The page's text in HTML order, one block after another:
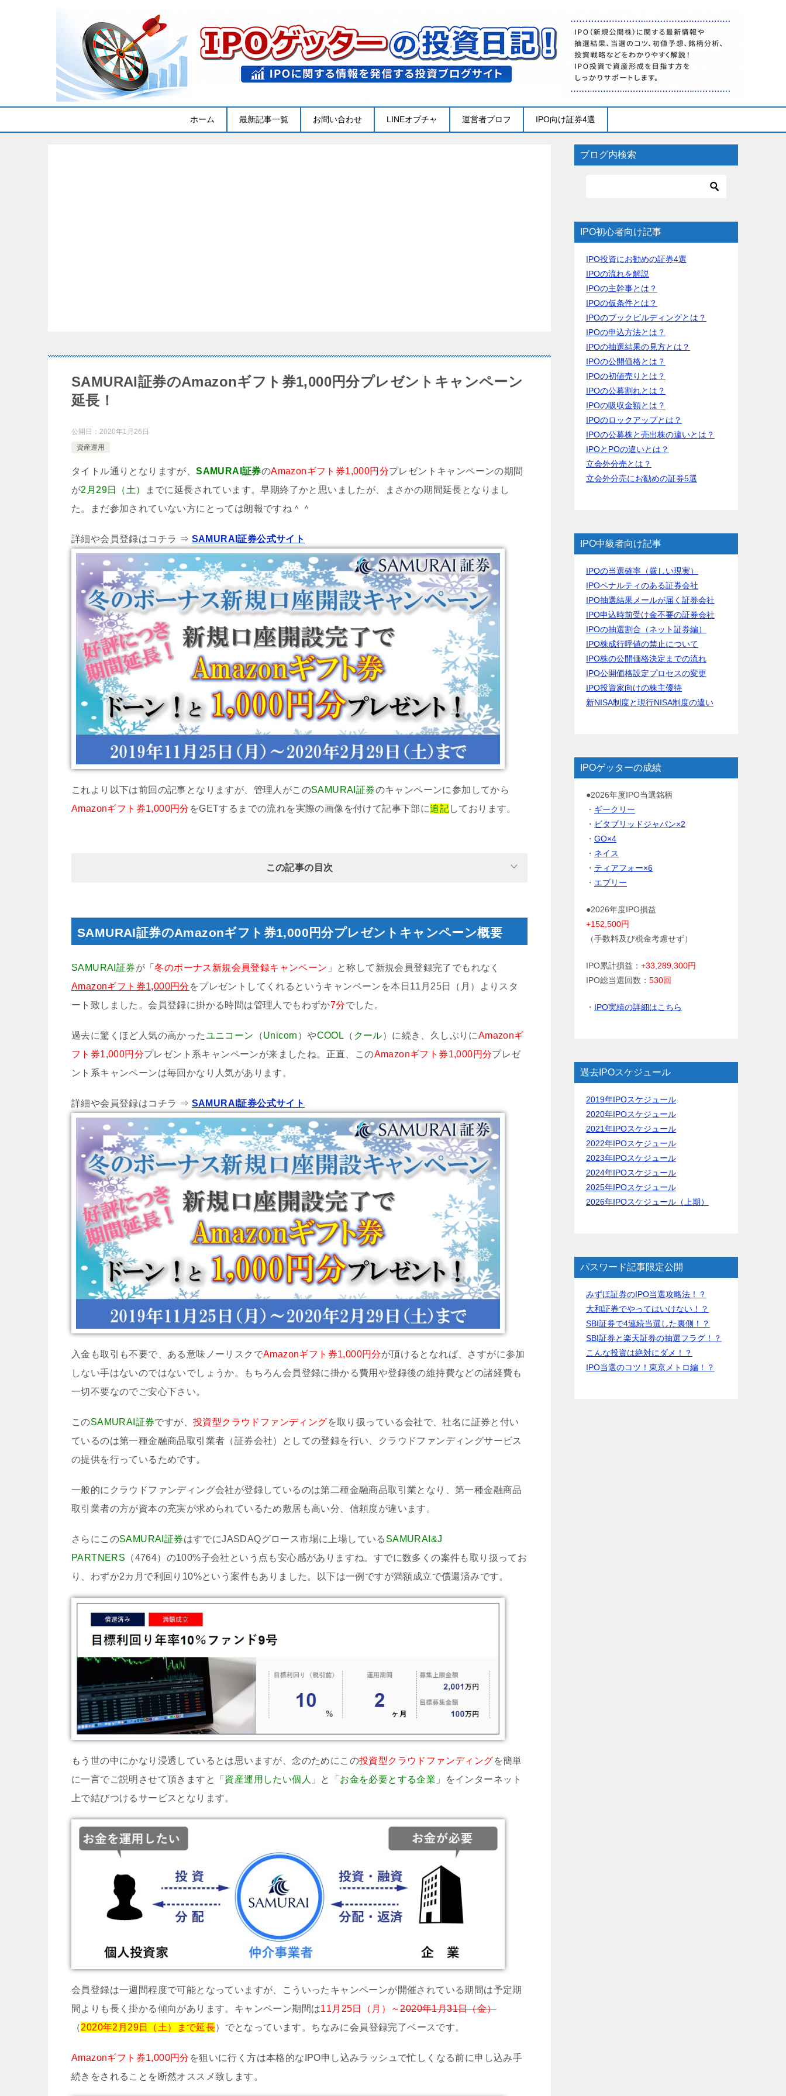
ホーム 最新記事一覧 お問い合わせ LINEオプチャ 運営者プロフ IPO向け証券4選
SAMURAI証券のAmazonギフト券1,000円分プレゼントキャンペーン
延長！
公開日： 2020年1月26日
資産運用
タイトル通りとなりますが、SAMURAI証券のAmazonギフト券1,000円分プレゼントキャンペーンの期間
が2月29日（土）
までに延長されています。早期終了かと思いましたが、まさかの期間延長となりまし
た。まだ参加されていない方にとっては朗報ですね＾＾
詳細や会員登録はコチラ ⇒ SAMURAI証券公式サイト
これより以下は前回の記事となりますが、管理人がこのSAMURAI証券のキャンペーンに参加してから
Amazonギフト券1,000円分 をGETするまでの流れを実際の画像を付けて記事下部に追記しております。
この記事の目次
SAMURAI証券のAmazonギフト券1,000円分プレゼントキャンペーン概要
SAMURAI証券が「冬のボーナス新規会員登録キャンペーン 」と称して新規会員登録完了でもれなく
Amazonギフト券1,000円分 をプレゼントしてくれるというキャンペーンを本日11月25日（月）よりスタ
ート致しました。会員登録に掛かる時間は管理人でもわずか7分でした。
過去に驚くほど人気の高かったユニコーン （Unicorn ）やCOOL （ クール）に続き、久しぶりにAmazonギ
フト券1,000円分プレゼント系キャンペーンが来ましたね。正直、このAmazonギフト券1,000円分プレゼ
ント系キャンペーンは毎回かなり人気があります。
詳細や会員登録はコチラ ⇒ SAMURAI証券公式サイト
入金も取引も不要で、ある意味ノーリスクでAmazonギフト券1,000円分が頂けるとなれば、さすがに参加
しない手はないのではないでしょうか。もちろん会員登録に掛かる費用や登録後の維持費などの諸経費も
一切不要なのでご安心下さい。
このSAMURAI証券ですが、投資型クラウドファンディングを取り扱っている会社で、社名に証券と付い
ているのは第一種金融商品取引業者（証券会社）としての登録を行い、クラウドファンディングサービス
の提供を行っているためです。
一般的にクラウドファンディング会社が登録しているのは第二種金融商品取引業となり、第一種金融商品
取引業者の方が資本の充実が求められているため敷居も高い分、信頼度が違います。
さらにこのSAMURAI証券はすでにJASDAQグロース市場に上場している SAMURAI&J
PARTNERS （4764）の100%子会社という点も安心感がありますね。すでに数多くの案件も取り扱ってお
り、わずか2カ月で利回り10%という案件もありました。以下は一例ですが満額成立で償還済みです。
もう世の中にかなり浸透しているとは思いますが、念のためにこの投資型クラウドファンディングを簡単
に一言でご説明させて頂きますと「 資産運用したい個人 」と「 お金を必要とする企業 」をインターネット
上で結びつけるサービスとなります。
会員登録は一週間程度で可能となっていますが、こういったキャンペーンが開催されている期間は予定期
間よりも長く掛かる傾向があります。キャンペーン期間は11月25日（月）～2020年1月31日（金）
（2020年2月29日（土）まで延長）でとなっています。ちなみに会員登録完了ベースです。
Amazonギフト券1,000円分 を狙いに行く方は本格的なIPO申し込みラッシュで忙しくなる前に申し込み手
続きをされることを断然オススメ致します。
ブログ内検索
IPO初心者向け記事
IPO投資にお勧めの証券4選
IPOの流れを解説
IPOの主幹事とは？
IPOの仮条件とは？
IPOのブックビルディングとは？
IPOの申込方法とは？
IPOの抽選結果の見方とは？
IPOの公開価格とは？
IPOの初値売りとは？
IPOの公募割れとは？
IPOの吸収金額とは？
IPOのロックアップとは？
IPOの公募株と売出株の違いとは？
IPOとPOの違いとは？
立会外分売とは？
立会外分売にお勧めの証券5選
IPO中級者向け記事
IPOの当選確率（厳しい現実）
IPOペナルティのある証券会社
IPO抽選結果メールが届く証券会社
IPO申込時前受け金不要の証券会社
IPOの抽選割合（ネット証券編）
IPO株成行呼値の禁止について
IPO株の公開価格決定までの流れ
IPO公開価格設定プロセスの変更
IPO投資家向けの株主優待
新NISA制度と現行NISA制度の違い
IPOゲッターの成績
●2026年度IPO当選銘柄
・ ギークリー
・ ビタブリッドジャパン×2
・ GO×4
・ ネイス
・ ティアフォー×6
・ エブリー
●2026年度IPO損益
+152,500円
（手数料及び税金考慮せず）
IPO累計損益： +33,289,300円
IPO総当選回数： 530回
・ IPO実績の詳細はこちら
過去IPOスケジュール
2019年IPOスケジュール
2020年IPOスケジュール
2021年IPOスケジュール
2022年IPOスケジュール
2023年IPOスケジュール
2024年IPOスケジュール
2025年IPOスケジュール
2026年IPOスケジュール（上期）
パスワード記事限定公開
みずほ証券のIPO当選攻略法！？
大和証券でやってはいけない！？
SBI証券で4連続当選した裏側！？
SBI証券と楽天証券の抽選フラグ！？
こんな投資は絶対にダメ！？
IPO当選のコツ！東京メトロ編！？